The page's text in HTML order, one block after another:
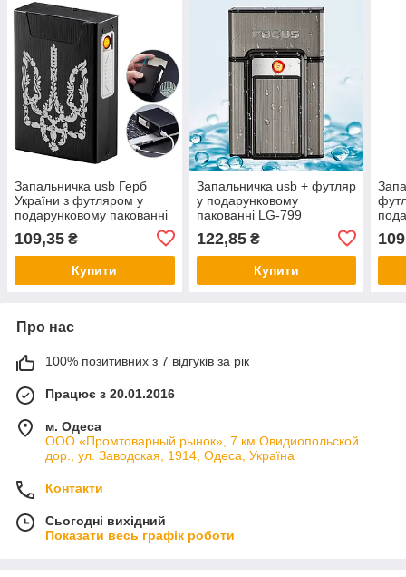
Запальничка usb Герб
України з футляром у
подарунковому пакованні
109,35 ₴
Купити
Запальничка usb + футляр
у подарунковому
пакованні LG-799
122,85₴
Купити
Про нас
100% позитивних з 7 відгуків за рік
Працює з 20.01.2016
м. Одеса
ООО «Промтоварный рынок», 7 км Овидиопольской
дор., ул. Заводская, 1914, Одеса, Україна
Контакти
Сьогодні вихідний
Показати весь графік роботи